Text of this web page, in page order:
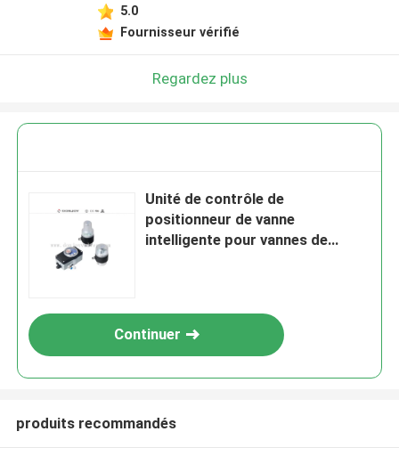
5.0
Fournisseur vérifié
Regardez plus
Unité de contrôle de
positionneur de vanne
intelligente pour vannes de
Continuer
produits recommandés